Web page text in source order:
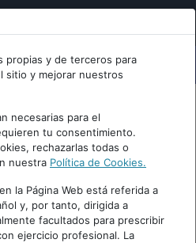
propias y de terceros para
sitio y mejorar nuestros
necesarias para el
tu consentimiento.
rechazarlas todas o
nuestra Política de Cookies.
la Página Web está referida a
y, por tanto, dirigida a
facultados para prescribir
ejercicio profesional. La